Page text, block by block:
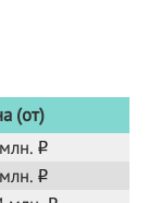
(от)
o
o